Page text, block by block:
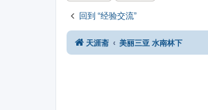
回到 “经验交流”
天涯斋 美丽三亚 水南林下